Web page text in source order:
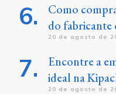
Como
do fabricante
20 de agosto de
Encontre a
ideal na
20 de agosto de